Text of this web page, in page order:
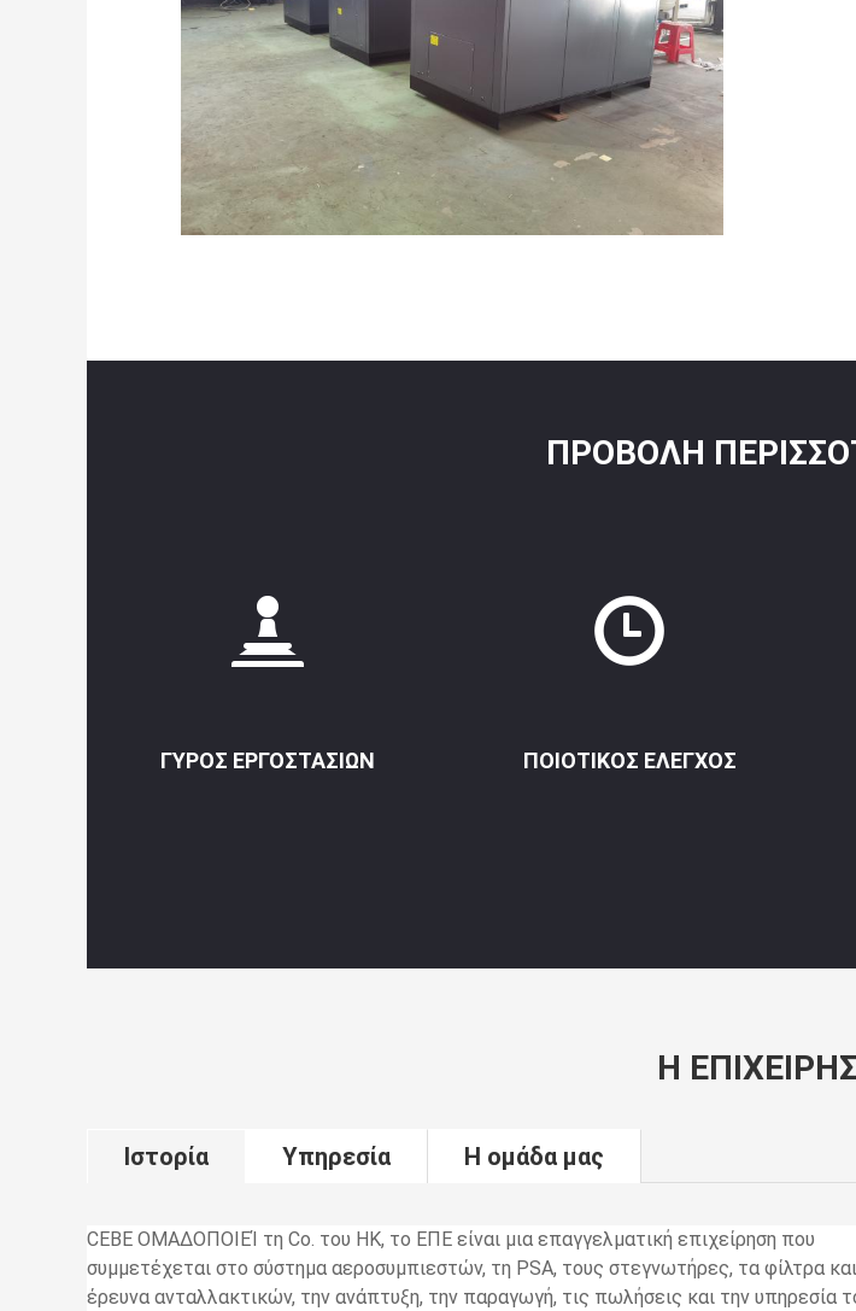
ΠΡΟΒΟΛΉ
ΓΎΡΟΣ ΕΡΓΟΣΤΑΣΊΩΝ ΠΟΙΟΤΙΚΌΣ ΈΛΕΓΧΟΣ
Η
Ιστορία Υπηρεσία Η ομάδα μας
CEBE ΟΜΑΔΟΠΟΙΕΊ τη Co. του HK, το ΕΠΕ είναι μια επαγγελματική επιχείρηση που
συμμετέχεται στο σύστημα αεροσυμπιεστών, τη PSA, τους στεγνωτήρες, τα φίλτρα
έρευνα ανταλλακτικών, την ανάπτυξη, την παραγωγή, τις πωλήσεις και την υπηρεσία